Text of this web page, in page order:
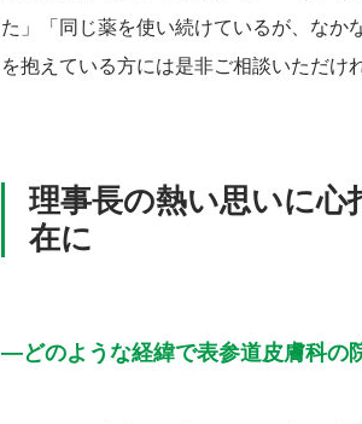
た」「同じ薬を使い続けているが、な
を抱えている方には是非ご相談いただけ
理事長の熱い思いに心
在に
―どのような経緯で表参道皮膚科の